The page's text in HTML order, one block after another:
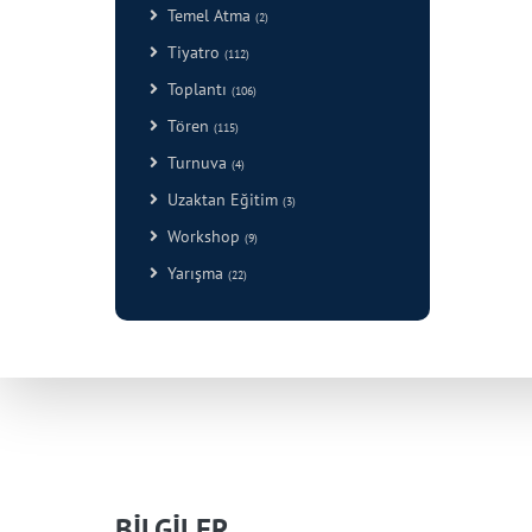
Temel Atma (2)
Tiyatro (112)
Toplantı (106)
Tören (115)
Turnuva (4)
Uzaktan Eğitim (3)
Workshop (9)
Yarışma (22)